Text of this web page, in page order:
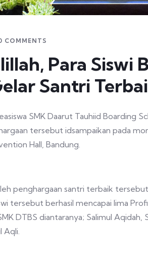
COMMENTS
Para Siswi
Santri
SMK Daarut Tauhiid Boarding
tersebut idsampaikan pada
Hall, Bandung.
penghargaan santri terbaik
tersebut berhasil mencapai lima
DTBS diantaranya; Salimul Aqidah,
Aqli.